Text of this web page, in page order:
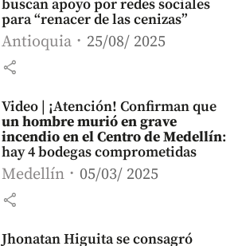
buscan apoyo por redes sociales
para “renacer de las cenizas”
Antioquia 25/08/ 2025
share
Video | ¡Atención! Confirman que
un hombre murió en grave
incendio en el Centro de Medellín:
hay 4 bodegas comprometidas
Medellín 05/03/ 2025
share
Jhonatan Higuita se consagró